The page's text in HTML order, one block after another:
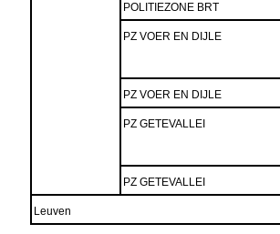
POLITIEZONE BRT
PZ VOER EN DIJLE
PZ VOER EN DIJLE
PZ GETEVALLEI
PZ GETEVALLEI
Leuven